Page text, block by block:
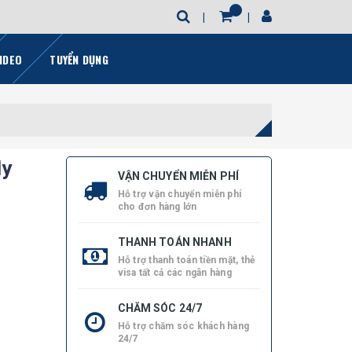
TUYỂN DỤNG
VẬN CHUYỂN MIỄN PHÍ
Hỗ trợ vận chuyển miễn phí
cho đơn hàng lớn
THANH TOÁN NHANH
Hỗ trợ thanh toán tiền mặt, thẻ
visa tất cả các ngân hàng
CHĂM SÓC 24/7
Hỗ trợ chăm sóc khách hàng
24/7